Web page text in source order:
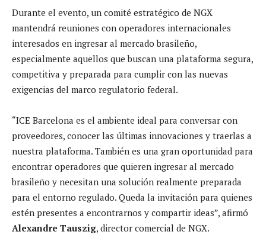
Durante el evento, un comité estratégico de NGX
mantendrá reuniones con operadores internacionales
interesados en ingresar al mercado brasileño,
especialmente aquellos que buscan una plataforma segura,
competitiva y preparada para cumplir con las nuevas
exigencias del marco regulatorio federal.
“ICE Barcelona es el ambiente ideal para conversar con
proveedores, conocer las últimas innovaciones y traerlas a
nuestra plataforma. También es una gran oportunidad para
encontrar operadores que quieren ingresar al mercado
brasileño y necesitan una solución realmente preparada
para el entorno regulado. Queda la invitación para quienes
estén presentes a encontrarnos y compartir ideas”, afirmó
Alexandre Tauszig, director comercial de NGX.